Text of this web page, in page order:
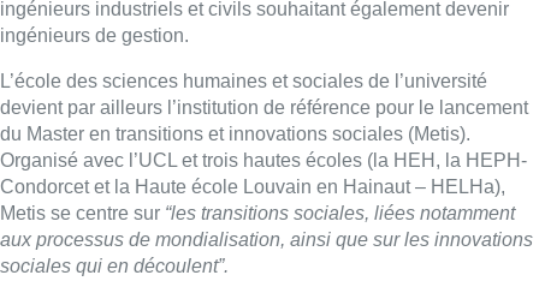
ingénieurs industriels et civils souhaitant également devenir
ingénieurs de gestion.
L’école des sciences humaines et sociales de l’université
devient par ailleurs l’institution de référence pour le lancement
du Master en transitions et innovations sociales (Metis).
Organisé avec l’UCL et trois hautes écoles (la HEH, la HEPH-
Condorcet et la Haute école Louvain en Hainaut – HELHa),
Metis se centre sur “les transitions sociales, liées notamment
aux processus de mondialisation, ainsi que sur les innovations
sociales qui en découlent”.